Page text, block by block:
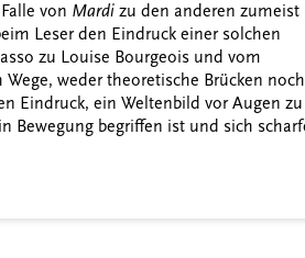
von Mardi zu den anderen zumeist
Leser den Eindruck einer solchen
zu Louise Bourgeois und vom
weder theoretische Brücken noch
Eindruck, ein Weltenbild vor Augen zu
Bewegung begriffen ist und sich